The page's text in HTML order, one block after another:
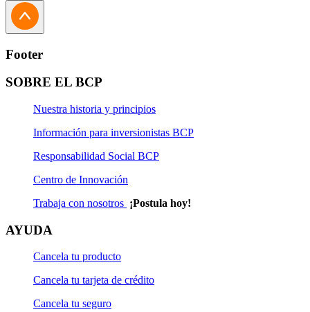
Footer
SOBRE EL BCP
Nuestra historia y principios
Información para inversionistas BCP
Responsabilidad Social BCP
Centro de Innovación
Trabaja con nosotros ¡Postula hoy!
AYUDA
Cancela tu producto
Cancela tu tarjeta de crédito
Cancela tu seguro